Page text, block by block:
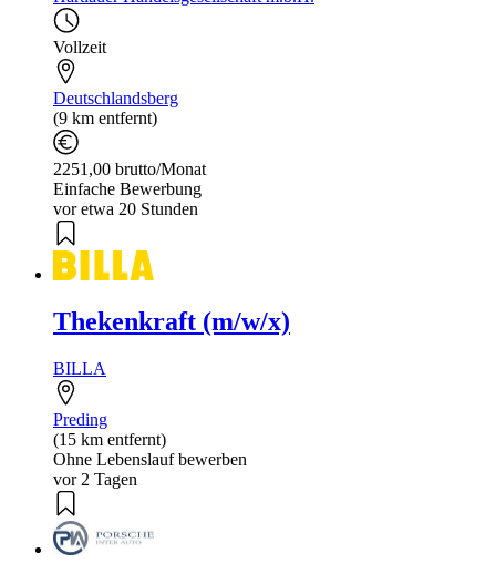
Vollzeit
Deutschlandsberg
(9 km entfernt)
2251,00 brutto/Monat
Einfache Bewerbung
vor etwa 20 Stunden
Thekenkraft (m/w/x)
BILLA
Preding
(15 km entfernt)
Ohne Lebenslauf bewerben
vor 2 Tagen